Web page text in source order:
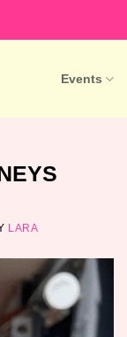
Events
LARA